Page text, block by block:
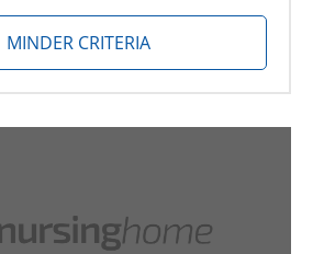
MINDER CRITERIA